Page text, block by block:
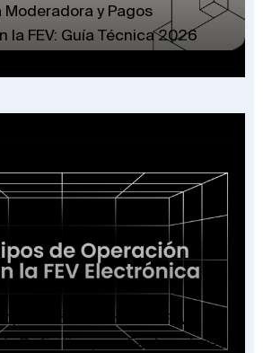
Moderadora y Pagos
la FEV: Guía Técnica 2026
Salud en la FEV
Definitiva para Facturadores